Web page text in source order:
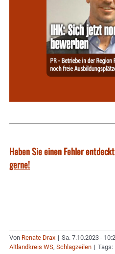
Haben Sie einen Fehler
gerne!
Von Renate Drax | Sa. 7.10.2023 -
Altlandkreis WS, Schlagzeilen | Tags: